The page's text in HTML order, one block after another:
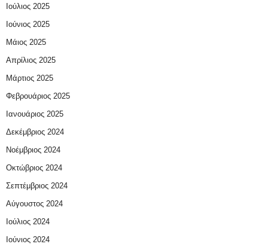
Ιούλιος 2025
Ιούνιος 2025
Μάιος 2025
Απρίλιος 2025
Μάρτιος 2025
Φεβρουάριος 2025
Ιανουάριος 2025
Δεκέμβριος 2024
Νοέμβριος 2024
Οκτώβριος 2024
Σεπτέμβριος 2024
Αύγουστος 2024
Ιούλιος 2024
Ιούνιος 2024